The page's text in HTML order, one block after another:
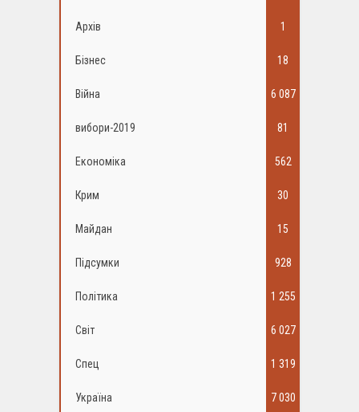
Архів 1
Бізнес 18
Війна 6 087
вибори-2019 81
Економіка 562
Крим 30
Майдан 15
Підсумки 928
Політика 1 255
Світ 6 027
Спец 1 319
Україна 7 030